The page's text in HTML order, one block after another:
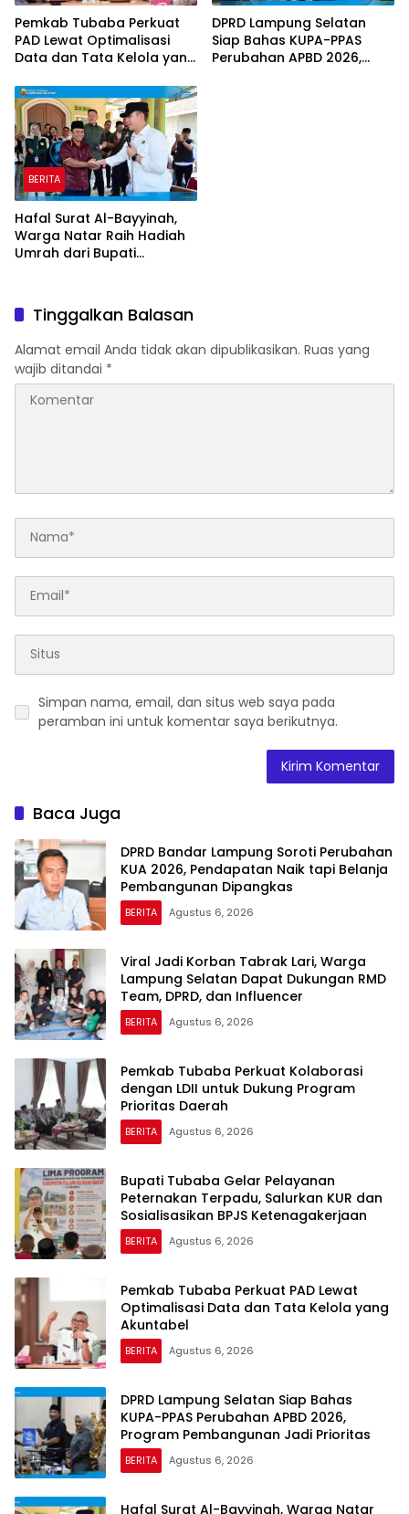
Pemkab Tubaba Perkuat
PAD Lewat Optimalisasi
Data dan Tata Kelola yang
DPRD Lampung Selatan
Siap Bahas KUPA-PPAS
Perubahan APBD 2026,
BERITA
Hafal Surat Al-Bayyinah,
Warga Natar Raih Hadiah
Umrah dari Bupati
Tinggalkan Balasan
Alamat email Anda tidak akan dipublikasikan. Ruas yang
wajib ditandai *
Simpan nama, email, dan situs web saya pada
peramban ini untuk komentar saya berikutnya.
Baca Juga
DPRD Bandar Lampung Soroti Perubahan
KUA 2026, Pendapatan Naik tapi Belanja
Pembangunan Dipangkas
BERITA Agustus 6, 2026
Viral Jadi Korban Tabrak Lari, Warga
Lampung Selatan Dapat Dukungan RMD
Team, DPRD, dan Influencer
BERITA Agustus 6, 2026
Pemkab Tubaba Perkuat Kolaborasi
dengan LDII untuk Dukung Program
Prioritas Daerah
BERITA Agustus 6, 2026
Bupati Tubaba Gelar Pelayanan
Peternakan Terpadu, Salurkan KUR dan
Sosialisasikan BPJS Ketenagakerjaan
BERITA Agustus 6, 2026
Pemkab Tubaba Perkuat PAD Lewat
Optimalisasi Data dan Tata Kelola yang
Akuntabel
BERITA Agustus 6, 2026
DPRD Lampung Selatan Siap Bahas
KUPA-PPAS Perubahan APBD 2026,
Program Pembangunan Jadi Prioritas
BERITA Agustus 6, 2026
Hafal Surat Al-Bayyinah, Warga Natar